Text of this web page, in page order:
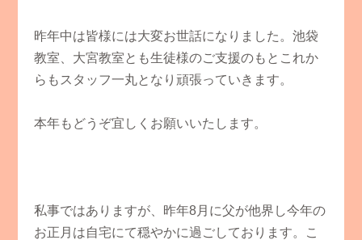
昨年中は皆様には大変お世話になりました。池袋
教室、大宮教室とも生徒様のご支援のもとこれか
らもスタッフ一丸となり頑張っていきます。
本年もどうぞ宜しくお願いいたします。
私事ではありますが、昨年8月に父が他界し今年の
お正月は自宅にて穏やかに過ごしております。こ